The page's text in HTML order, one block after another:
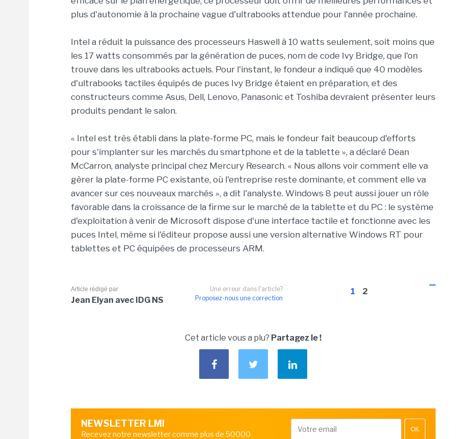
plus d'autonomie à la prochaine vague d'ultrabooks attendue pour l'année prochaine.
Intel a réduit la puissance des processeurs Haswell à 10 watts seulement, soit moins que
les 17 watts consommés par la génération de puces, nom de code Ivy Bridge, que l'on
trouve dans les ultrabooks actuels. Pour l'instant, le fondeur a indiqué que 40 modèles
d'ultrabooks tactiles équipés de puces Ivy Bridge étaient en préparation, et des
constructeurs comme Asus, Dell, Lenovo, Panasonic et Toshiba devraient présenter leurs
produits pendant le salon.
« Intel est très établi dans la plate-forme PC, mais le fondeur fait beaucoup d'efforts
pour s'implanter sur les marchés du smartphone et de la tablette », a déclaré Dean
McCarron, analyste principal chez Mercury Research. « Nous allons voir comment elle va
gèrer la plate-forme PC existante, où l'entreprise reste dominante, et comment elle va
avancer sur ces nouveaux marchés », a dit l'analyste. Windows 8 peut aussi jouer un rôle
favorable dans la croissance de la firme sur le marché de la tablette et du PC : le système
d'exploitation à venir de Microsoft dispose d'une interface tactile et fonctionne avec les
puces Intel, même si l'éditeur propose aussi une version alternative Windows RT pour
tablettes et PC équipées de processeurs ARM.
1 2
Une erreur dans l'article?
Proposez-nous une correction
Article rédigé par
Jean Elyan avec IDG NS
Cet article vous a plu? Partagez le !
NEWSLETTER LMI
Recevez notre newsletter comme plus de 50000
OK